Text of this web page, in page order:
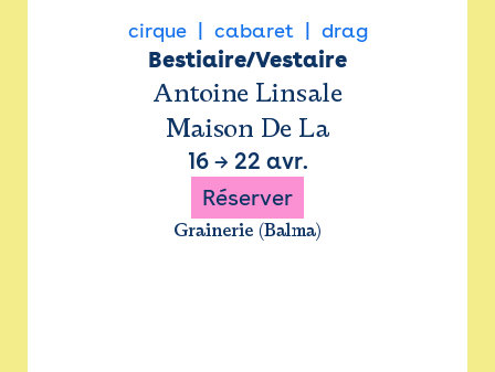
cirque cabaret drag
Bestiaire/Vestaire
Antoine Linsale
Maison De La
16→ 22 avr.
Réserver
Grainerie (Balma)